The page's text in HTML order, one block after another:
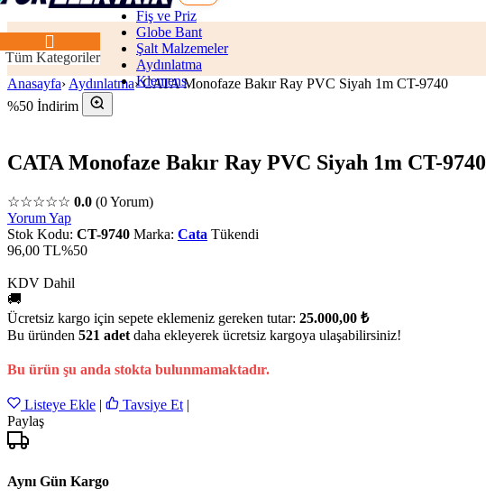
Tüm Kategoriler
Fiş ve Priz
Globe Bant
Şalt Malzemeler
Aydınlatma
Klemens
Anasayfa› Aydınlatma› CATA Monofaze Bakır Ray PVC Siyah 1m CT-9740
%50 İndirim
CATA Monofaze Bakır Ray PVC Siyah 1m CT-9740
☆☆☆☆☆ 0.0 (0 Yorum)
Yorum Yap
Stok Kodu: CT-9740 Marka: Cata Tükendi
96,00 TL%50
KDV Dahil
🚚
Ücretsiz kargo için sepete eklemeniz gereken tutar: 25.000,00 ₺
Bu üründen 521 adet daha ekleyerek ücretsiz kargoya ulaşabilirsiniz!
Bu ürün şu anda stokta bulunmamaktadır.
Listeye Ekle | Tavsiye Et |
Paylaş
Aynı Gün Kargo